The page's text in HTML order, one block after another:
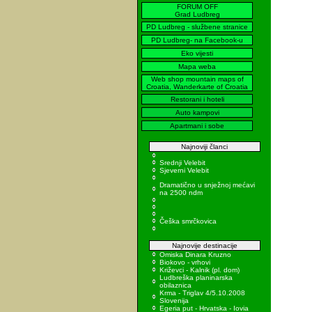
FORUM OFF
Grad Ludbreg
PD Ludbreg - službene stranice
PD Ludbreg- na Facebook-u
Eko vijesti
Mapa weba
Web shop mountain maps of
Croatia, Wanderkarte of Croatia
Restorani i hoteli
Auto kampovi
Apartmani i sobe
Najnoviji članci
Srednji Velebit
Sjeverni Velebit
Dramatično u snježnoj mećavi
na 2500 ndm
Češka smrčkovica
Najnovije destinacije
Omiska Dinara Kruzno
Biokovo - vrhovi
Križevci - Kalnik (pl. dom)
Ludbreška planinarska
obilaznica
Krma - Triglav 4/5.10.2008
Slovenija
Egeria put - Hrvatska - Iovia